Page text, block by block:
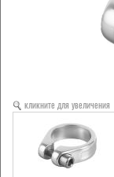
кликните для увеличения